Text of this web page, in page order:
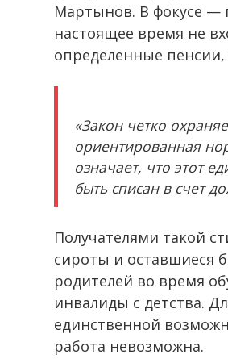
Мартынов. В фокусе —
настоящее время не
определенные пенсии,
«Закон четко
ориентированная
означает, что этот
быть списан в счет
Получателями такой
сироты и оставшиеся
родителей во время
инвалиды с детства.
единственной
работа невозможна.